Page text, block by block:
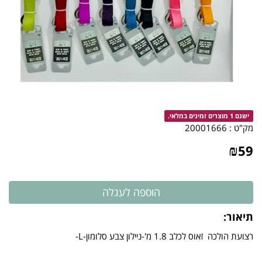
ישנם 1 מוצרים זמינים במלאי.
מק"ט : 20001666
₪59
תיאור:
רצועת הולכה זאוס לכלב 1.8 מ'-ניילון צבע סלומון-L-